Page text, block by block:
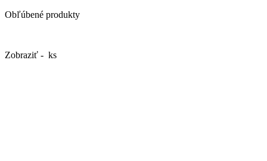
Obľúbené produkty
Zobraziť - ks